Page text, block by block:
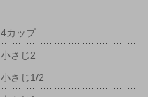
4カップ
小さじ2
小さじ1/2